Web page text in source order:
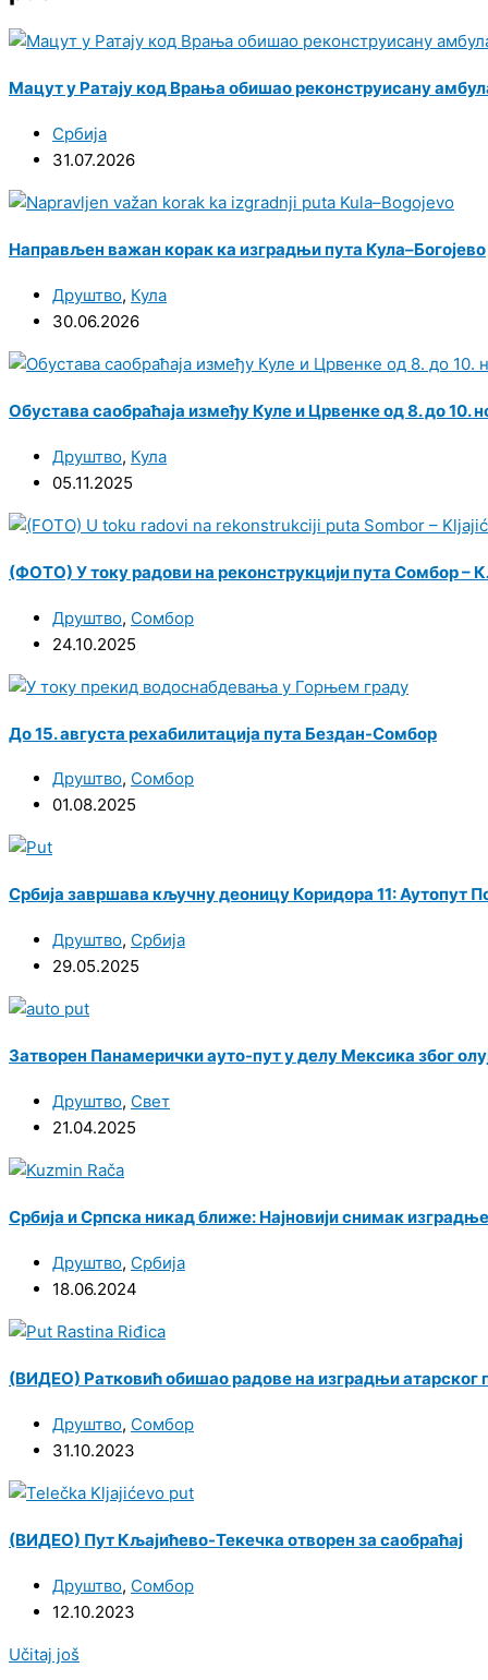
Мацут у Ратају код Врања обишао реконструисану
Србија
31.07.2026
Направљен важан корак ка изградњи пута Кула–Богојево
Друштво, Кула
30.06.2026
Обустава саобраћаја између Куле и Црвенке од 8. до 10.
Друштво, Кула
05.11.2025
(ФОТО) У току радови на реконструкцији пута Сомбор –
Друштво, Сомбор
24.10.2025
До 15. августа рехабилитација пута Бездан-Сомбор
Друштво, Сомбор
01.08.2025
Србија завршава кључну деоницу Коридора 11: Аутопут
Друштво, Србија
29.05.2025
Затворен Панамерички ауто-пут у делу Мексика због
Друштво, Свет
21.04.2025
Србија и Српска никад ближе: Најновији снимак
Друштво, Србија
18.06.2024
(ВИДЕО) Ратковић обишао радове на изградњи атарског
Друштво, Сомбор
31.10.2023
(ВИДЕО) Пут Кљајићево-Текечка отворен за саобраћај
Друштво, Сомбор
12.10.2023
Učitaj još